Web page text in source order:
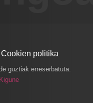
Cookien politika
guztiak erreserbatuta.
Kigune